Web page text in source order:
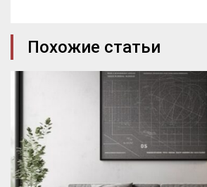
Похожие статьи